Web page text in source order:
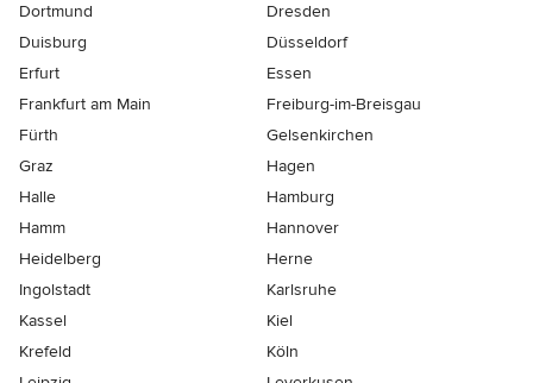
Dortmund
Dresden
Duisburg
Düsseldorf
Erfurt
Essen
Frankfurt am Main
Freiburg-im-Breisgau
Fürth
Gelsenkirchen
Graz
Hagen
Halle
Hamburg
Hamm
Hannover
Heidelberg
Herne
Ingolstadt
Karlsruhe
Kassel
Kiel
Krefeld
Köln